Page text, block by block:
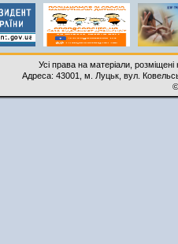
Усі права на матеріали,
Адреса: 43001, м. Луцьк, вул.